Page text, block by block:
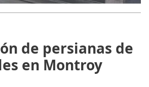
de persianas de
en Montroy